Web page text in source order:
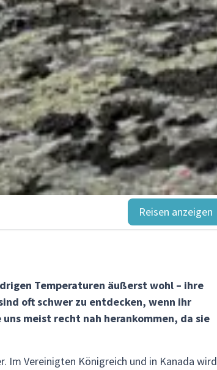
Reisen anzeigen
Temperaturen äußerst wohl – ihre
oft schwer zu entdecken, wenn ihr
meist recht nah herankommen, da sie
Im Vereinigten Königreich und in Kanada wird